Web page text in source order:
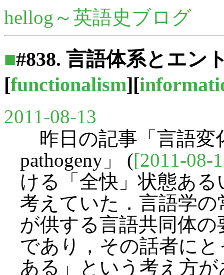
hellog～英語史ブログ
■#838. 言語体系とエン
[functionalism][
2011-08-13
昨日の記事「言語変
pathogeny」 ([2011-08-
ける「全快」状態あ
考えていた．言語学
が供する言語共同体
であり，その話者に
ある」という考え方